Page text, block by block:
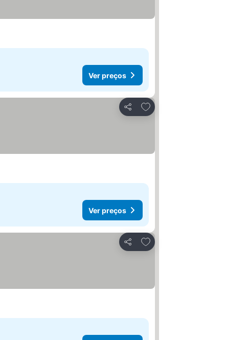
Ver preços
Partilhar
Adicionar aos favoritos
Ver preços
Partilhar
Adicionar aos favoritos